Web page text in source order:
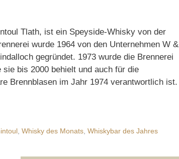
Tlath, ist ein Speyside-Whisky von der
wurde 1964 von den Unternehmen W &
gegründet. 1973 wurde die Brennerei
bis 2000 behielt und auch für die
Brennblasen im Jahr 1974 verantwortlich ist.
, Whisky des Monats, Whiskybar des Jahres